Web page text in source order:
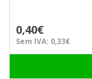
0,40€
Sem IVA: 0,33€